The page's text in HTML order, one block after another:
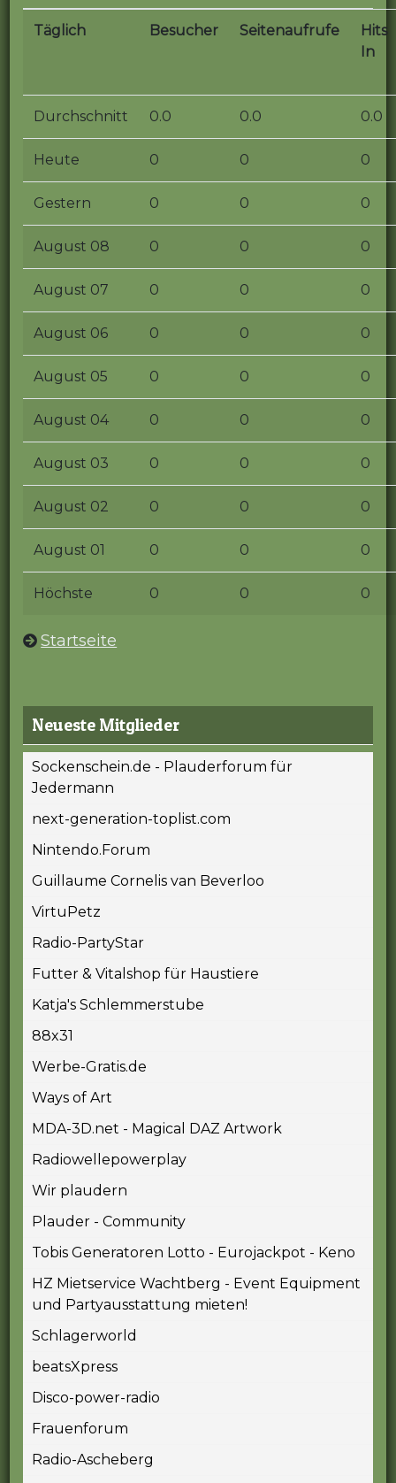
Täglich Besucher Seitenaufrufe
Hits
In
Durchschnitt 0.0 0.0 0.0
Heute 0 0 0
Gestern 0 0 0
August 08 0 0 0
August 07 0 0 0
August 06 0 0 0
August 05 0 0 0
August 04 0 0 0
August 03 0 0 0
August 02 0 0 0
August 01 0 0 0
Höchste 0 0 0
Startseite
Neueste Mitglieder
Sockenschein.de - Plauderforum für
Jedermann
next-generation-toplist.com
Nintendo.Forum
Guillaume Cornelis van Beverloo
VirtuPetz
Radio-PartyStar
Futter & Vitalshop für Haustiere
Katja's Schlemmerstube
88x31
Werbe-Gratis.de
Ways of Art
MDA-3D.net - Magical DAZ Artwork
Radiowellepowerplay
Wir plaudern
Plauder - Community
Tobis Generatoren Lotto - Eurojackpot - Keno
HZ Mietservice Wachtberg - Event Equipment
und Partyausstattung mieten!
Schlagerworld
beatsXpress
Disco-power-radio
Frauenforum
Radio-Ascheberg